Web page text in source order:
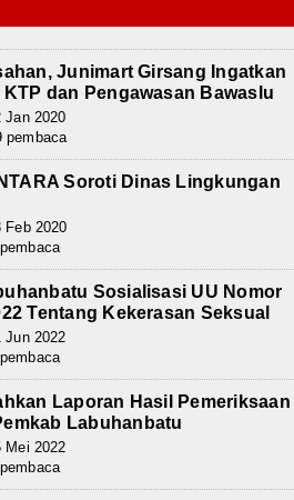
Junimart Girsang Ingatkan
KTP dan Pengawasan Bawaslu
Jan 2020
pembaca
Soroti Dinas Lingkungan
Feb 2020
Sosialisasi UU Nomor
Tentang Kekerasan Seksual
Jun 2022
Laporan Hasil Pemeriksaan
Labuhanbatu
Mei 2022